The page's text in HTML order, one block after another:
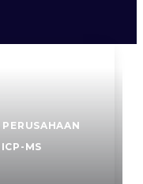
PERUSAHAAN
MS